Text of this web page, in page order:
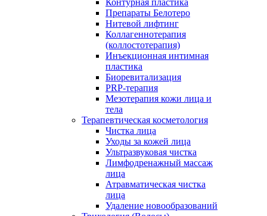
Контурная пластика
Препараты Белотеро
Нитевой лифтинг
Коллагеннотерапия
(коллостотерапия)
Инъекционная интимная
пластика
Биоревитализация
PRP-терапия
Мезотерапия кожи лица и
тела
Терапевтическая косметология
Чистка лица
Уходы за кожей лица
Ультразвуковая чистка
Лимфодренажный массаж
лица
Атравматическая чистка
лица
Удаление новообразований